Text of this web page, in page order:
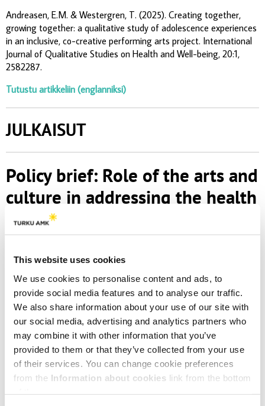
This website uses cookies
We use cookies to personalise content and ads, to
provide social media features and to analyse our traffic.
We also share information about your use of our site with
our social media, advertising and analytics partners who
may combine it with other information that you’ve
provided to them or that they’ve collected from your use
of their services. You can change cookie preferences
from the Information about cookies link from the bottom
Andreasen, E.M. & Westergren, T. (2025). Creating together,
growing together: a qualitative study of adolescence experiences
in an inclusive, co-creative performing arts project. International
Journal of Qualitative Studies on Health and Well-being, 20:1,
2582287.
Tutustu artikkeliin (englanniksi)
JULKAISUT
Policy brief: Role of the arts and
culture in addressing the health
impacts of climate change
role of the arts and culture in addressing the health impacts of
climate change. The policy brief syntethises evidence from a
rapid literature review, an international expert survey and case
studies to examine how arts and culture can strengthen climate-
health responses. The brief further outlines priority actions for
integrating cultural approaches into mitigation, adaptation and
communication efforts and calls for coordinated
investment, partnership and research to scale
effective, equitable and culturally grounded climate-health
strategies.
Read more about the policy brief